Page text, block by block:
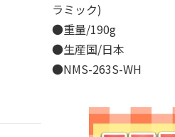
ラミック)
●重量/190g
●生産国/日本
●NMS-263S-WH